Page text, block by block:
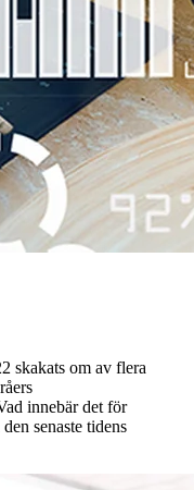
skakats om av flera
innebär det för
senaste tidens